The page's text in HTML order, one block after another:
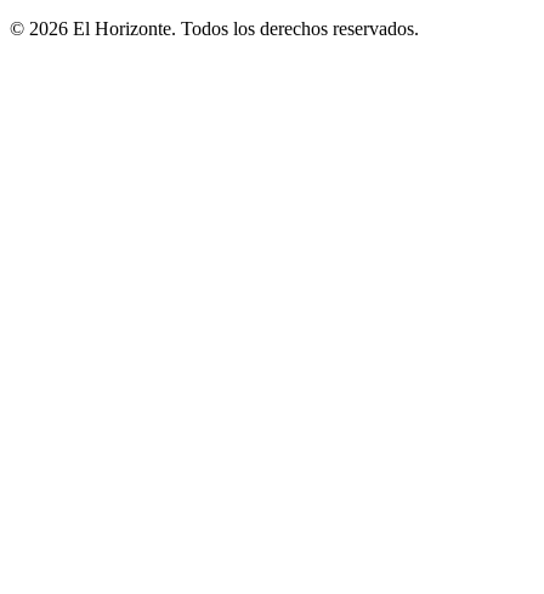
© 2026 El Horizonte. Todos los derechos reservados.